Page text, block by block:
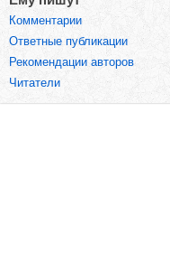
Комментарии
Ответные публикации
Рекомендации авторов
Читатели